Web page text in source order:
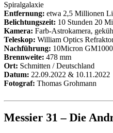
Spiralgalaxie
Entfernung: etwa 2,5 Millionen
Belichtungszeit: 10 Stunden 20
Kamera: Farb-Astrokamera,
Teleskop: William Optics
Nachführung: 10Micron
Brennweite: 478 mm
Ort: Schmitten / Deutschland
Datum: 22.09.2022 & 10.11.2022
Fotograf: Thomas Grohmann
Messier 31 – Die